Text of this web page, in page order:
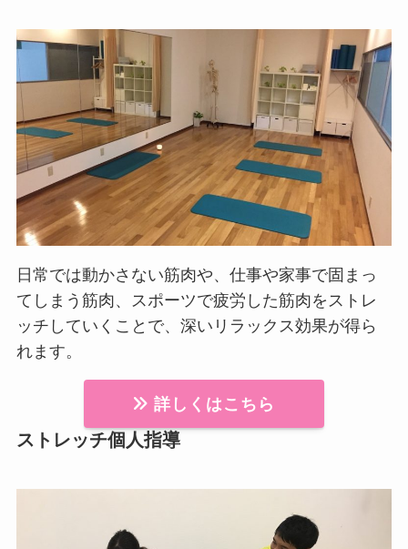
日常では動かさない筋肉や、仕事や家事で固まっ
てしまう筋肉、スポーツで疲労した筋肉をストレ
ッチしていくことで、深いリラックス効果が得ら
れます。
詳しくはこちら
ストレッチ個人指導